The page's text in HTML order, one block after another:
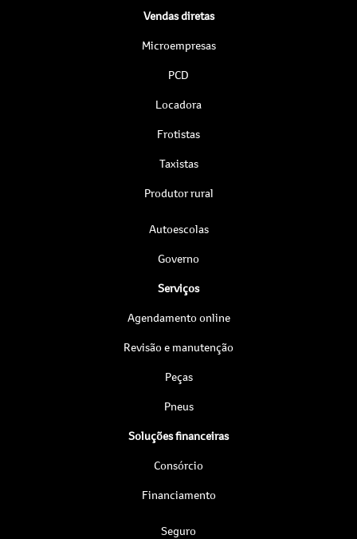
Vendas diretas
Microempresas
PCD
Locadora
Frotistas
Taxistas
Produtor rural
Autoescolas
Governo
Serviços
Agendamento online
Revisão e manutenção
Peças
Pneus
Soluções financeiras
Consórcio
Financiamento
Seguro